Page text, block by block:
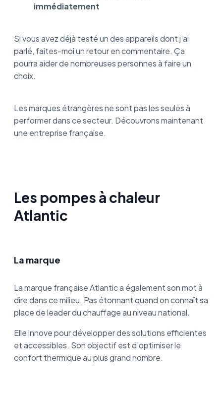
immédiatement
Si vous avez déjà testé un des appareils dont j’ai
parlé, faites-moi un retour en commentaire. Ça
pourra aider de nombreuses personnes à faire un
choix.
Les marques étrangères ne sont pas les seules à
performer dans ce secteur. Découvrons maintenant
une entreprise française.
Les pompes à chaleur
Atlantic
La marque
La marque française Atlantic a également son mot à
dire dans ce milieu. Pas étonnant quand on connaît sa
place de leader du chauffage au niveau national.
Elle innove pour développer des solutions efficientes
et accessibles. Son objectif est d'optimiser le
confort thermique au plus grand nombre.